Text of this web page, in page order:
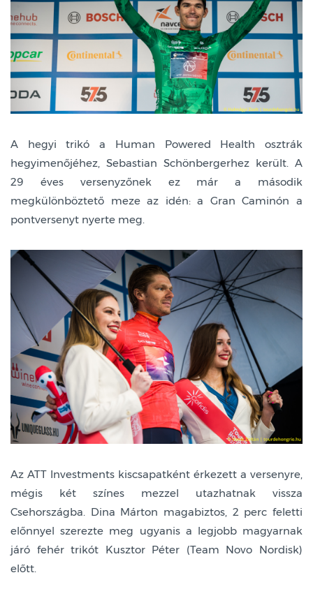
A hegyi trikó a Human Powered Health osztrák
hegyimenőjéhez, Sebastian Schönbergerhez került. A
29 éves versenyzőnek ez már a második
megkülönböztető meze az idén: a Gran Caminón a
pontversenyt nyerte meg.
Az ATT Investments kiscsapatként érkezett a versenyre,
mégis két színes mezzel utazhatnak vissza
Csehországba. Dina Márton magabiztos, 2 perc feletti
előnnyel szerezte meg ugyanis a legjobb magyarnak
járó fehér trikót Kusztor Péter (Team Novo Nordisk)
előtt.